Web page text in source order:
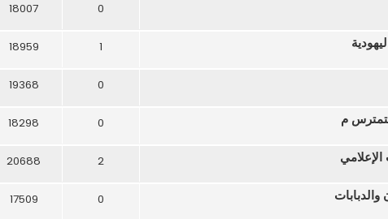
0
18007
1
18959
0
19368
م 0
18298
2
20688
0
17509